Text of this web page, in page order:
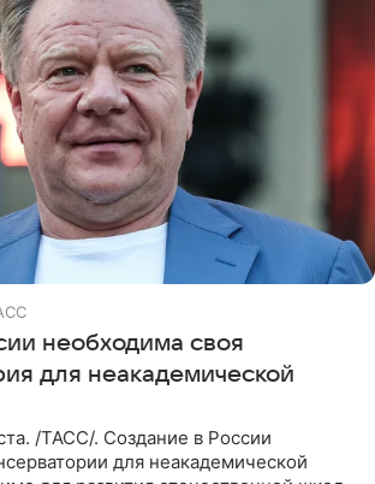
необходима своя
для неакадемической
/ТАСС/. Создание в России
для неакадемической